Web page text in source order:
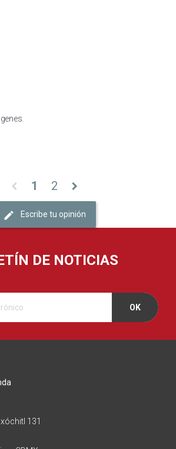
chevron_left 1 2 chevron_right
Escribe tu opinión
DE NOTICIAS
131